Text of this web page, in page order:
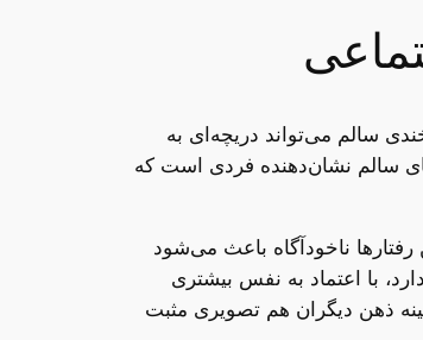
سالم می‌تواند دریچه‌ای به
سالم نشان‌دهنده فردی است که
ناخودآگاه باعث می‌شود
با اعتماد به نفس بیشتری
ذهن دیگران هم تصویری مثبت